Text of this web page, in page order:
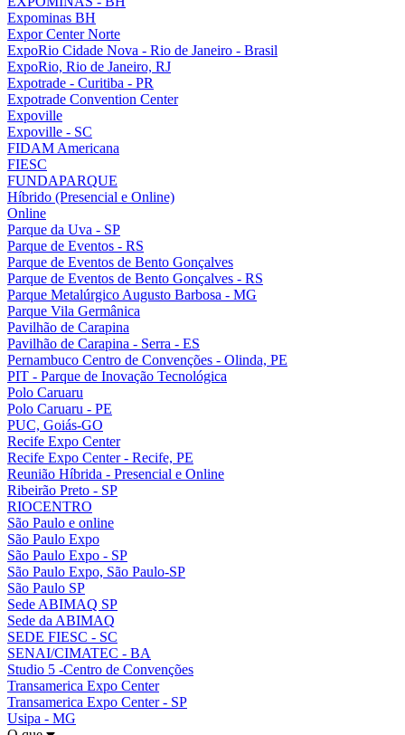
Expominas BH
Expor Center Norte
ExpoRio Cidade Nova - Rio de Janeiro - Brasil
ExpoRio, Rio de Janeiro, RJ
Expotrade - Curitiba - PR
Expotrade Convention Center
Expoville
Expoville - SC
FIDAM Americana
FIESC
FUNDAPARQUE
Híbrido (Presencial e Online)
Online
Parque da Uva - SP
Parque de Eventos - RS
Parque de Eventos de Bento Gonçalves
Parque de Eventos de Bento Gonçalves - RS
Parque Metalúrgico Augusto Barbosa - MG
Parque Vila Germânica
Pavilhão de Carapina
Pavilhão de Carapina - Serra - ES
Pernambuco Centro de Convenções - Olinda, PE
PIT - Parque de Inovação Tecnológica
Polo Caruaru
Polo Caruaru - PE
PUC, Goiás-GO
Recife Expo Center
Recife Expo Center - Recife, PE
Reunião Híbrida - Presencial e Online
Ribeirão Preto - SP
RIOCENTRO
São Paulo e online
São Paulo Expo
São Paulo Expo - SP
São Paulo Expo, São Paulo-SP
São Paulo SP
Sede ABIMAQ SP
Sede da ABIMAQ
SEDE FIESC - SC
SENAI/CIMATEC - BA
Studio 5 -Centro de Convenções
Transamerica Expo Center
Transamerica Expo Center - SP
Usipa - MG